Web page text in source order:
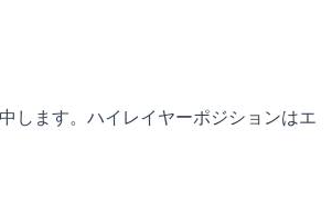
します。ハイレイヤーポジションはエ